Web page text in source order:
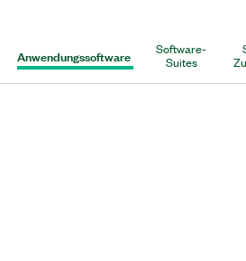
Anwendungssoftware Software-
Suites